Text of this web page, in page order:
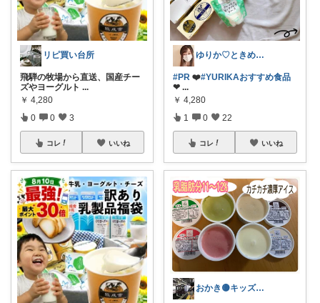
リピ買い台所
飛騨の牧場から直送、国産チー
ズやヨーグルト ...
￥ 4,280
0 0 3
コレ いいね
ゆりか♡ときめく暮らしと服✨️
#PR ❤️#YURIKAおすすめ食品
❤ ...
￥ 4,280
1 0 22
コレ いいね
おかき🟡キッズ、子供服、暑さ対策